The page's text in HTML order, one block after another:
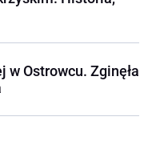
w Ostrowcu. Zginęła